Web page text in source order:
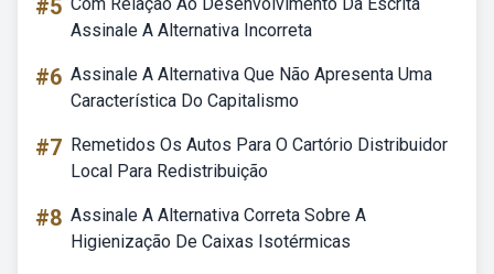
#5
Assinale A Alternativa Incorreta
#6 Assinale A Alternativa Que Não Apresenta Uma
Característica Do Capitalismo
#7 Remetidos Os Autos Para O Cartório Distribuidor
Local Para Redistribuição
#8 Assinale A Alternativa Correta Sobre A
Higienização De Caixas Isotérmicas